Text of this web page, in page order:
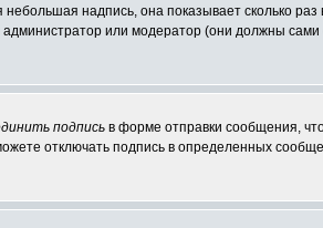
надпись, она показывает сколько раз
или модератор (они должны сами
подпись в форме отправки сообщения,
отключать подпись в определенных